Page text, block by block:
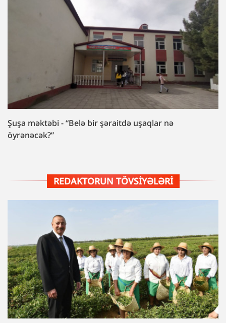
Şuşa məktəbi - “Belə bir şəraitdə uşaqlar nə
öyrənəcək?”
REDAKTORUN TÖVSIYƏLƏRI